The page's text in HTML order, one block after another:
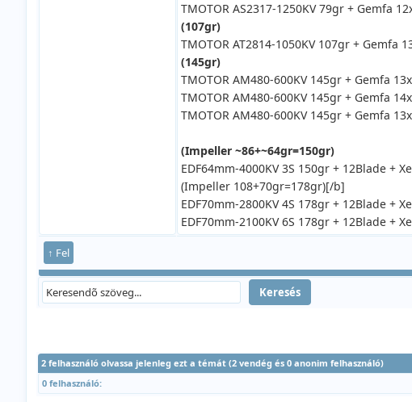
TMOTOR AS2317-1250KV 79gr + Gemfa
(107gr)
TMOTOR AT2814-1050KV 107gr + Gemfa
(145gr)
TMOTOR AM480-600KV 145gr + Gemfa
TMOTOR AM480-600KV 145gr + Gemfa
TMOTOR AM480-600KV 145gr + Gemfa
(Impeller ~86+~64gr=150gr)
EDF64mm-4000KV 3S 150gr + 12Blade +
(Impeller 108+70gr=178gr)[/b]
EDF70mm-2800KV 4S 178gr + 12Blade +
EDF70mm-2100KV 6S 178gr + 12Blade +
↑ Fel
2 felhasználó olvassa jelenleg ezt a témát (2 vendég és 0 anonim felhasználó)
0 felhasználó: